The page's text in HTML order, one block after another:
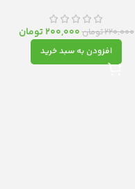
شما
220,000تومان200,000 تومان
افزودن به سبد خرید